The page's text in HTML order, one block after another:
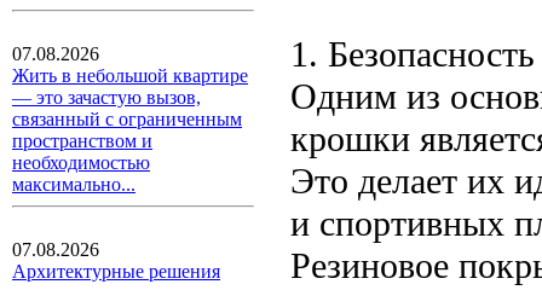
07.08.2026
Жить в небольшой квартире
— это зачастую вызов,
связанный с ограниченным
пространством и
необходимостью
максимально...
07.08.2026
Архитектурные решения
1.
Одним из
крошки
Это делает их
и спортивных
Резиновое